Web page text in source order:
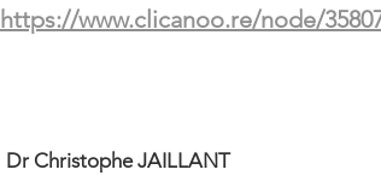
https://www.clicanoo.re/node/
Dr Christophe JAILLANT